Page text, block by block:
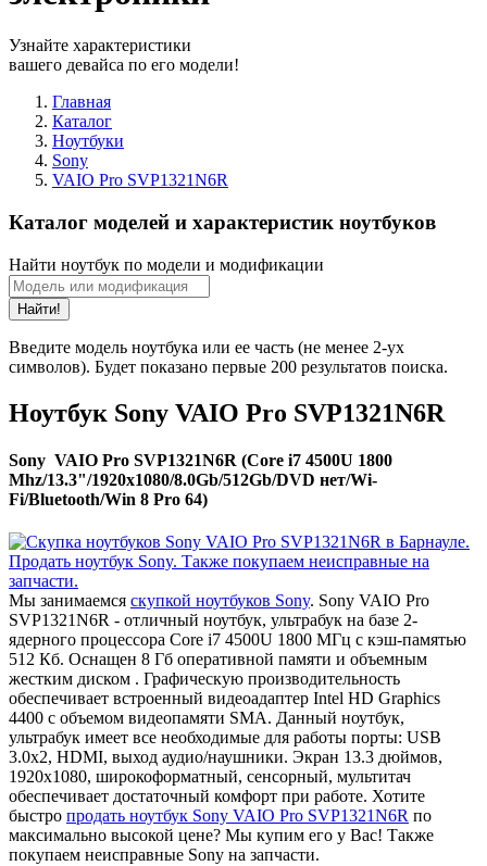
Узнайте характеристики
вашего девайса по его модели!
Главная
Каталог
Ноутбуки
Sony
VAIO Pro SVP1321N6R
Каталог моделей и характеристик ноутбуков
Найти ноутбук по модели и модификации
Найти!
Введите модель ноутбука или ее часть (не менее 2-ух
символов). Будет показано первые 200 результатов поиска.
Ноутбук Sony VAIO Pro SVP1321N6R
Sony VAIO Pro SVP1321N6R (Core i7 4500U 1800
Mhz/13.3"/1920x1080/8.0Gb/512Gb/DVD нет/Wi-
Fi/Bluetooth/Win 8 Pro 64)
Мы занимаемся скупкой ноутбуков Sony. Sony VAIO Pro
SVP1321N6R - отличный ноутбук, ультрабук на базе 2-
ядерного процессора Core i7 4500U 1800 МГц с кэш-памятью
512 Кб. Оснащен 8 Гб оперативной памяти и объемным
жестким диском . Графическую производительность
обеспечивает встроенный видеоадаптер Intel HD Graphics
4400 с объемом видеопамяти SMA. Данный ноутбук,
ультрабук имеет все необходимые для работы порты: USB
3.0x2, HDMI, выход аудио/наушники. Экран 13.3 дюймов,
1920x1080, широкоформатный, сенсорный, мультитач
обеспечивает достаточный комфорт при работе. Хотите
быстро продать ноутбук Sony VAIO Pro SVP1321N6R по
максимально высокой цене? Мы купим его у Вас! Также
покупаем неисправные Sony на запчасти.